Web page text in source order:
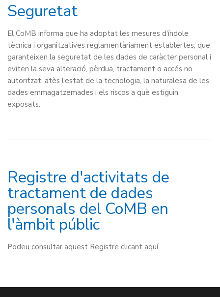
Seguretat
El CoMB informa que ha adoptat les mesures d'índole
tècnica i organitzatives reglamentàriament establertes, que
garanteixen la seguretat de les dades de caràcter personal i
eviten la seva alteració, pèrdua, tractament o accés no
autoritzat, atès l'estat de la tecnologia, la naturalesa de les
dades emmagatzemades i els riscos a què estiguin
exposats.
Registre d'activitats de
tractament de dades
personals del CoMB en
l'àmbit públic
Podeu consultar aquest Registre clicant aquí.